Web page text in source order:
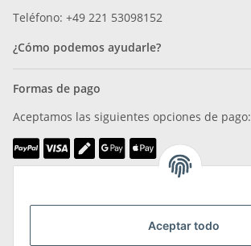
Aceptar todo
Teléfono: +49 221 53098152
¿Cómo podemos ayudarle?
Formas de pago
Aceptamos las siguientes opciones de pago: